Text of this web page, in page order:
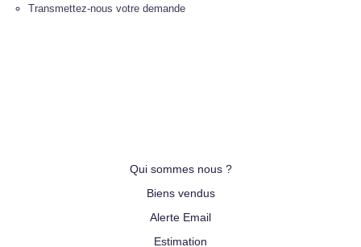
Transmettez-nous votre demande
Qui sommes nous ?
Biens vendus
Alerte Email
Estimation